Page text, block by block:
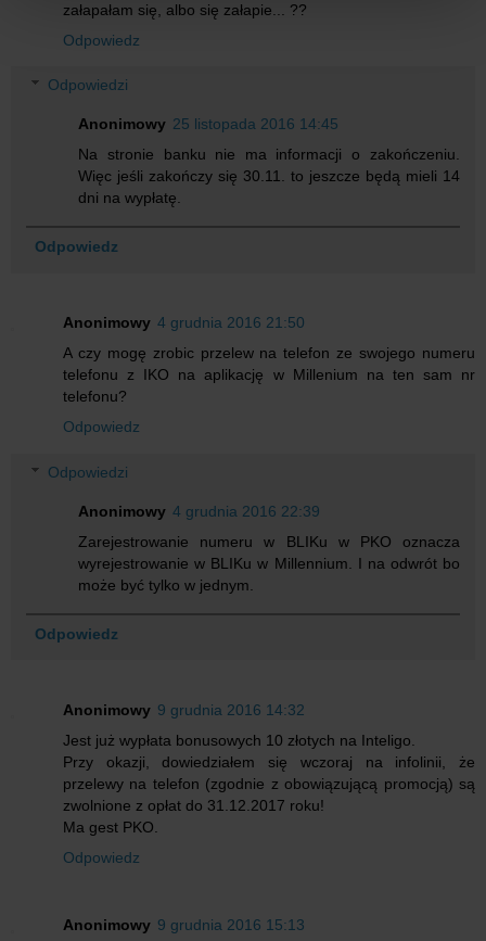
załapałam się, albo się załapie... ??
Odpowiedz
Odpowiedzi
Anonimowy 25 listopada 2016 14:45
Na stronie banku nie ma informacji o zakończeniu.
Więc jeśli zakończy się 30.11. to jeszcze będą mieli 14
dni na wypłatę.
Odpowiedz
Anonimowy 4 grudnia 2016 21:50
A czy mogę zrobic przelew na telefon ze swojego numeru
telefonu z IKO na aplikację w Millenium na ten sam nr
telefonu?
Odpowiedz
Odpowiedzi
Anonimowy 4 grudnia 2016 22:39
Zarejestrowanie numeru w BLIKu w PKO oznacza
wyrejestrowanie w BLIKu w Millennium. I na odwrót bo
może być tylko w jednym.
Odpowiedz
Anonimowy 9 grudnia 2016 14:32
Jest już wypłata bonusowych 10 złotych na Inteligo.
Przy okazji, dowiedziałem się wczoraj na infolinii, że
przelewy na telefon (zgodnie z obowiązującą promocją) są
zwolnione z opłat do 31.12.2017 roku!
Ma gest PKO.
Odpowiedz
Anonimowy 9 grudnia 2016 15:13